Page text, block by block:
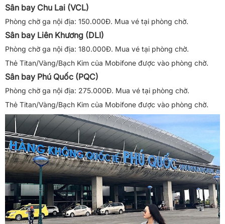
Sân bay Chu Lai (VCL)
Phòng chờ ga nội địa: 150.000Đ. Mua vé tại phòng chờ.
Sân bay Liên Khương (DLI)
Phòng chờ ga nội địa: 180.000Đ. Mua vé tại phòng chờ.
Thẻ Titan/Vàng/Bạch Kim của Mobifone được vào phòng chờ.
Sân bay Phú Quốc (PQC)
Phòng chờ ga nội địa: 275.000Đ. Mua vé tại phòng chờ.
Thẻ Titan/Vàng/Bạch Kim của Mobifone được vào phòng chờ.